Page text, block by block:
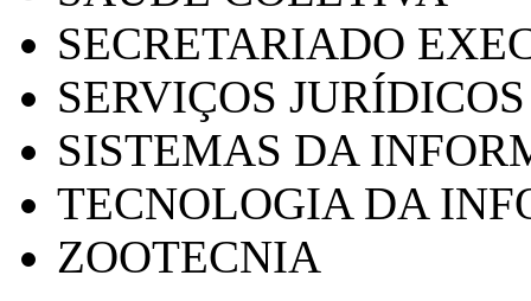
SECRETARIADO
SERVIÇOS
SISTEMAS DA
TECNOLOGIA DA
ZOOTECNIA